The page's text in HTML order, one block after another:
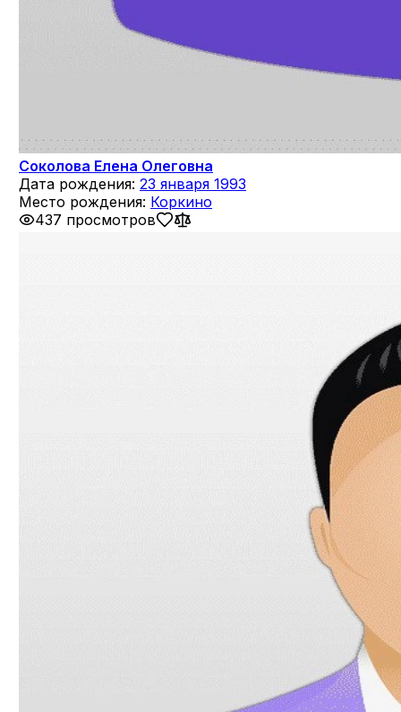
Соколова Елена Олеговна
Дата рождения: 23 января 1993
Место рождения: Коркино
437 просмотров